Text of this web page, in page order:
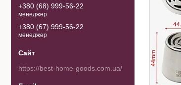
+380 (68) 999-56-22
менеджер
+380 (67) 999-56-22
менеджер
https://best-home-goods.com.ua/